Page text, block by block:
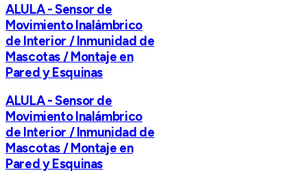
ALULA - Sensor de
Movimiento Inalámbrico
de Interior / Inmunidad de
Mascotas / Montaje en
Pared y Esquinas
ALULA - Sensor de
Movimiento Inalámbrico
de Interior / Inmunidad de
Mascotas / Montaje en
Pared y Esquinas